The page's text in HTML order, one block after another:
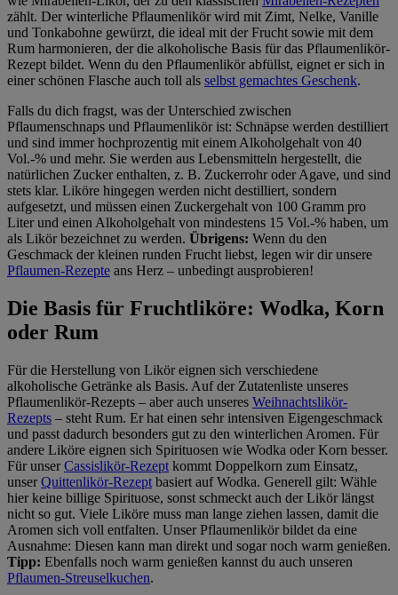
zählt. Der winterliche Pflaumenlikör wird mit Zimt, Nelke, Vanille
und Tonkabohne gewürzt, die ideal mit der Frucht sowie mit dem
Rum harmonieren, der die alkoholische Basis für das Pflaumenlikör-
Rezept bildet. Wenn du den Pflaumenlikör abfüllst, eignet er sich in
einer schönen Flasche auch toll als selbst gemachtes Geschenk.
Falls du dich fragst, was der Unterschied zwischen
Pflaumenschnaps und Pflaumenlikör ist: Schnäpse werden destilliert
und sind immer hochprozentig mit einem Alkoholgehalt von 40
Vol.-% und mehr. Sie werden aus Lebensmitteln hergestellt, die
natürlichen Zucker enthalten, z. B. Zuckerrohr oder Agave, und sind
stets klar. Liköre hingegen werden nicht destilliert, sondern
aufgesetzt, und müssen einen Zuckergehalt von 100 Gramm pro
Liter und einen Alkoholgehalt von mindestens 15 Vol.-% haben, um
als Likör bezeichnet zu werden. Übrigens: Wenn du den
Geschmack der kleinen runden Frucht liebst, legen wir dir unsere
Pflaumen-Rezepte ans Herz – unbedingt ausprobieren!
Die Basis für Fruchtliköre: Wodka, Korn
oder Rum
Für die Herstellung von Likör eignen sich verschiedene
alkoholische Getränke als Basis. Auf der Zutatenliste unseres
Pflaumenlikör-Rezepts – aber auch unseres Weihnachtslikör-
Rezepts – steht Rum. Er hat einen sehr intensiven Eigengeschmack
und passt dadurch besonders gut zu den winterlichen Aromen. Für
andere Liköre eignen sich Spirituosen wie Wodka oder Korn besser.
Für unserCassislikör-Rezept kommt Doppelkorn zum Einsatz,
unserQuittenlikör-Rezept basiert auf Wodka. Generell gilt: Wähle
hier keine billige Spirituose, sonst schmeckt auch der Likör längst
nicht so gut. Viele Liköre muss man lange ziehen lassen, damit die
Aromen sich voll entfalten. Unser Pflaumenlikör bildet da eine
Ausnahme: Diesen kann man direkt und sogar noch warm genießen.
Tipp: Ebenfalls noch warm genießen kannst du auch unseren
Pflaumen-Streuselkuchen.